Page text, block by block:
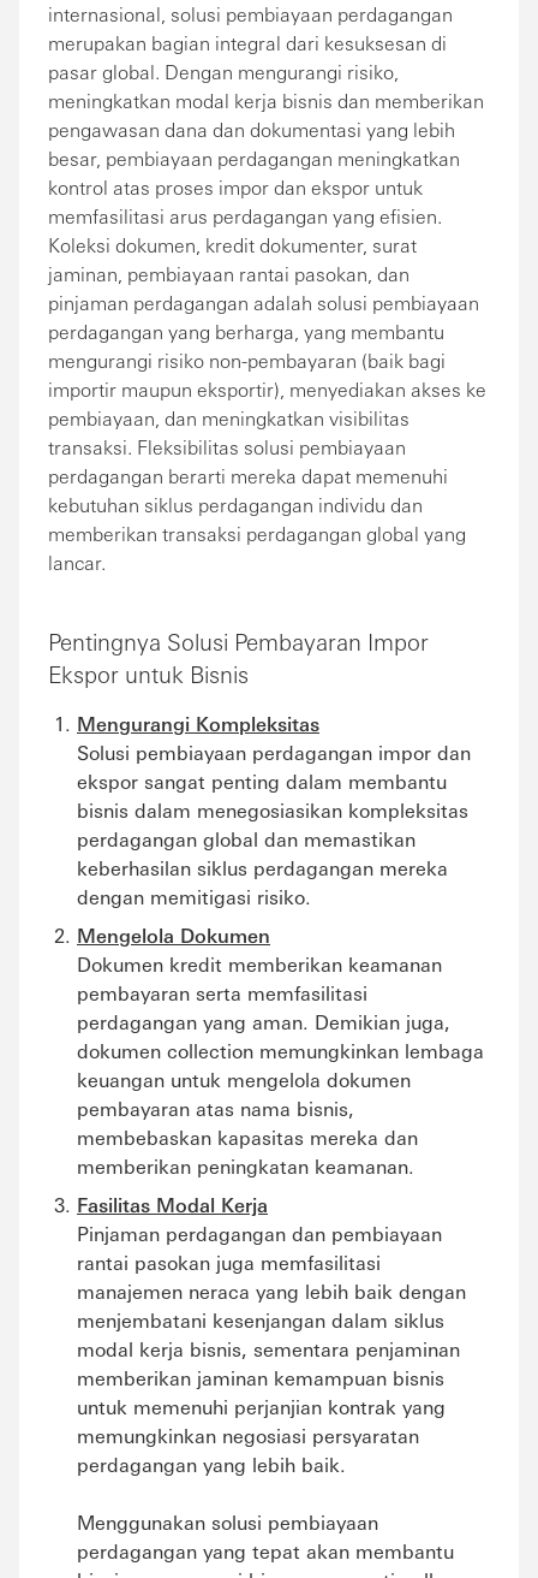
internasional, solusi pembiayaan perdagangan
merupakan bagian integral dari kesuksesan di
pasar global. Dengan mengurangi risiko,
meningkatkan modal kerja bisnis dan memberikan
pengawasan dana dan dokumentasi yang lebih
besar, pembiayaan perdagangan meningkatkan
kontrol atas proses impor dan ekspor untuk
memfasilitasi arus perdagangan yang efisien.
Koleksi dokumen, kredit dokumenter, surat
jaminan, pembiayaan rantai pasokan, dan
pinjaman perdagangan adalah solusi pembiayaan
perdagangan yang berharga, yang membantu
mengurangi risiko non-pembayaran (baik bagi
importir maupun eksportir), menyediakan akses ke
pembiayaan, dan meningkatkan visibilitas
transaksi. Fleksibilitas solusi pembiayaan
perdagangan berarti mereka dapat memenuhi
kebutuhan siklus perdagangan individu dan
memberikan transaksi perdagangan global yang
lancar.
Pentingnya Solusi Pembayaran Impor
Ekspor untuk Bisnis
Mengurangi Kompleksitas
Solusi pembiayaan perdagangan impor dan
ekspor sangat penting dalam membantu
bisnis dalam menegosiasikan kompleksitas
perdagangan global dan memastikan
keberhasilan siklus perdagangan mereka
dengan memitigasi risiko.
Mengelola Dokumen
Dokumen kredit memberikan keamanan
pembayaran serta memfasilitasi
perdagangan yang aman. Demikian juga,
dokumen collection memungkinkan lembaga
keuangan untuk mengelola dokumen
pembayaran atas nama bisnis,
membebaskan kapasitas mereka dan
memberikan peningkatan keamanan.
Fasilitas Modal Kerja
Pinjaman perdagangan dan pembiayaan
rantai pasokan juga memfasilitasi
manajemen neraca yang lebih baik dengan
menjembatani kesenjangan dalam siklus
modal kerja bisnis, sementara penjaminan
memberikan jaminan kemampuan bisnis
untuk memenuhi perjanjian kontrak yang
memungkinkan negosiasi persyaratan
perdagangan yang lebih baik.
Menggunakan solusi pembiayaan
perdagangan yang tepat akan membantu